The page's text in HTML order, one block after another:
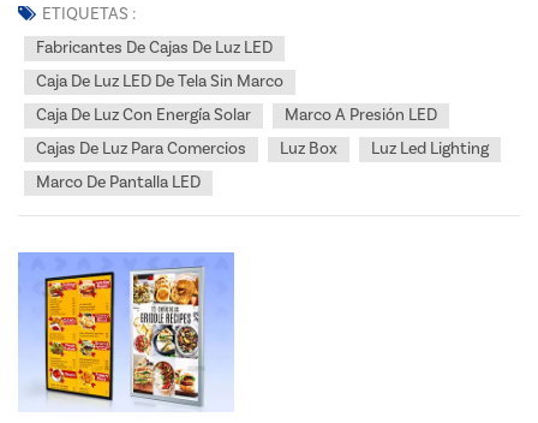
repetirse un error: elegir un fabricantes de cajas de luz LED Elegir un
socio basándose únicamen...
ETIQUETAS :
Fabricantes De Cajas De Luz LED
Caja De Luz LED De Tela Sin Marco
Caja De Luz Con Energía Solar
Marco A Presión LED
Cajas De Luz Para Comercios
Luz Box
Luz Led Lighting
Marco De Pantalla LED